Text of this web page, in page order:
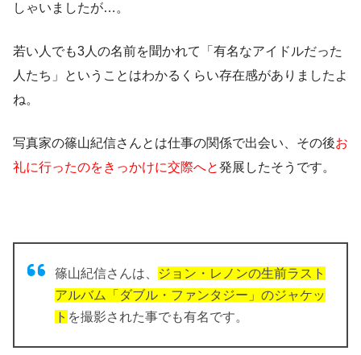
しゃいましたが…。
若い人でも3人の名前を聞かれて「有名なアイドルだった
人たち」ということはわかるくらい存在感がありましたよ
ね。
写真家の篠山紀信さんとは仕事の関係で出会い、その後お
礼に行ったのをきっかけに交際へと発展したそうです。
篠山紀信さんは、
ジョン・レノンの生前ラスト
アルバム「ダブル・ファンタジー」のジャケッ
ト を撮影された事でも有名です。